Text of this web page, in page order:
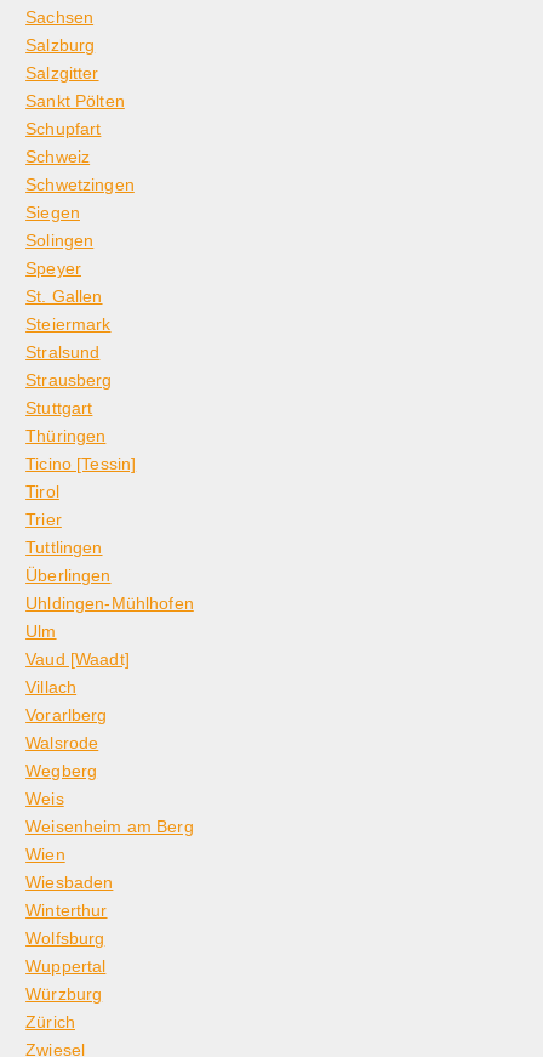
Sachsen
Salzburg
Salzgitter
Sankt Pölten
Schupfart
Schweiz
Schwetzingen
Siegen
Solingen
Speyer
St. Gallen
Steiermark
Stralsund
Strausberg
Stuttgart
Thüringen
Ticino [Tessin]
Tirol
Trier
Tuttlingen
Überlingen
Uhldingen-Mühlhofen
Ulm
Vaud [Waadt]
Villach
Vorarlberg
Walsrode
Wegberg
Weis
Weisenheim am Berg
Wien
Wiesbaden
Winterthur
Wolfsburg
Wuppertal
Würzburg
Zürich
Zwiesel